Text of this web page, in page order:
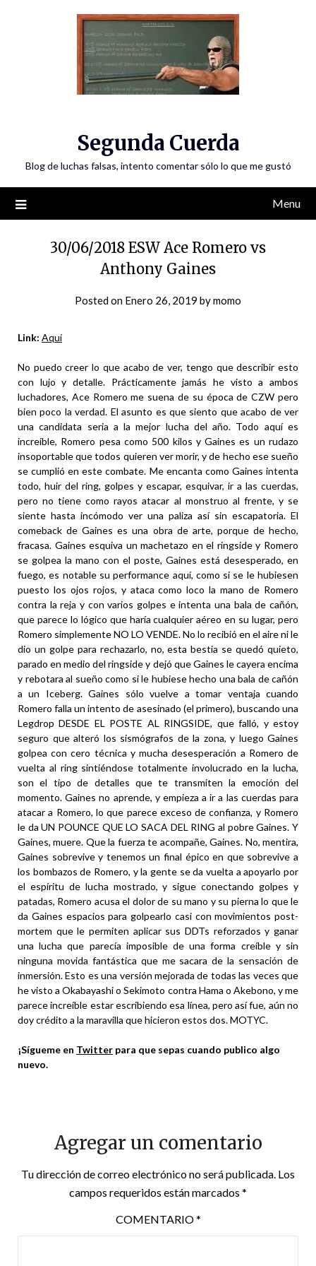
Segunda Cuerda
Blog de luchas falsas, intento comentar sólo lo que me gustó
Menu
30/06/2018 ESW Ace Romero vs
Anthony Gaines
Posted on Enero 26, 2019 bymomo
Link: Aquí
No puedo creer lo que acabo de ver, tengo que describir esto
con lujo y detalle. Prácticamente jamás he visto a ambos
luchadores, Ace Romero me suena de su época de CZW pero
bien poco la verdad. El asunto es que siento que acabo de ver
una candidata seria a la mejor lucha del año. Todo aquí es
increíble, Romero pesa como 500 kilos y Gaines es un rudazo
insoportable que todos quieren ver morir, y de hecho ese sueño
se cumplió en este combate. Me encanta como Gaines intenta
todo, huir del ring, golpes y escapar, esquivar, ir a las cuerdas,
pero no tiene como rayos atacar al monstruo al frente, y se
siente hasta incómodo ver una paliza así sin escapatoria. El
comeback de Gaines es una obra de arte, porque de hecho,
fracasa. Gaines esquiva un machetazo en el ringside y Romero
se golpea la mano con el poste, Gaines está desesperado, en
fuego, es notable su performance aquí, como si se le hubiesen
puesto los ojos rojos, y ataca como loco la mano de Romero
contra la reja y con varios golpes e intenta una bala de cañón,
que parece lo lógico que haría cualquier aéreo en su lugar, pero
Romero simplemente NO LO VENDE. No lo recibió en el aire ni le
dio un golpe para rechazarlo, no, esta bestia se quedó quieto,
parado en medio del ringside y dejó que Gaines le cayera encima
y rebotara al sueño como si le hubiese hecho una bala de cañón
a un Iceberg. Gaines sólo vuelve a tomar ventaja cuando
Romero falla un intento de asesinado (el primero), buscando una
Legdrop DESDE EL POSTE AL RINGSIDE, que falló, y estoy
seguro que alteró los sismógrafos de la zona, y luego Gaines
golpea con cero técnica y mucha desesperación a Romero de
vuelta al ring sintiéndose totalmente involucrado en la lucha,
son el tipo de detalles que te transmiten la emoción del
momento. Gaines no aprende, y empieza a ir a las cuerdas para
atacar a Romero, lo que parece exceso de confianza, y Romero
le da UN POUNCE QUE LO SACA DEL RING al pobre Gaines. Y
Gaines, muere. Que la fuerza te acompañe, Gaines. No, mentira,
Gaines sobrevive y tenemos un final épico en que sobrevive a
los bombazos de Romero, y la gente se da vuelta a apoyarlo por
el espíritu de lucha mostrado, y sigue conectando golpes y
patadas, Romero acusa el dolor de su mano y su pierna lo que le
da Gaines espacios para golpearlo casi con movimientos post-
mortem que le permiten aplicar sus DDTs reforzados y ganar
una lucha que parecía imposible de una forma creíble y sin
ninguna movida fantástica que me sacara de la sensación de
inmersión. Esto es una versión mejorada de todas las veces que
he visto a Okabayashi o Sekimoto contra Hama o Akebono, y me
parece increíble estar escribiendo esa línea, pero así fue, aún no
doy crédito a la maravilla que hicieron estos dos. MOTYC.
¡Sígueme en Twitter para que sepas cuando publico algo
nuevo.
Agregar un comentario
Tu dirección de correo electrónico no será publicada. Los
campos requeridos están marcados *
COMENTARIO*